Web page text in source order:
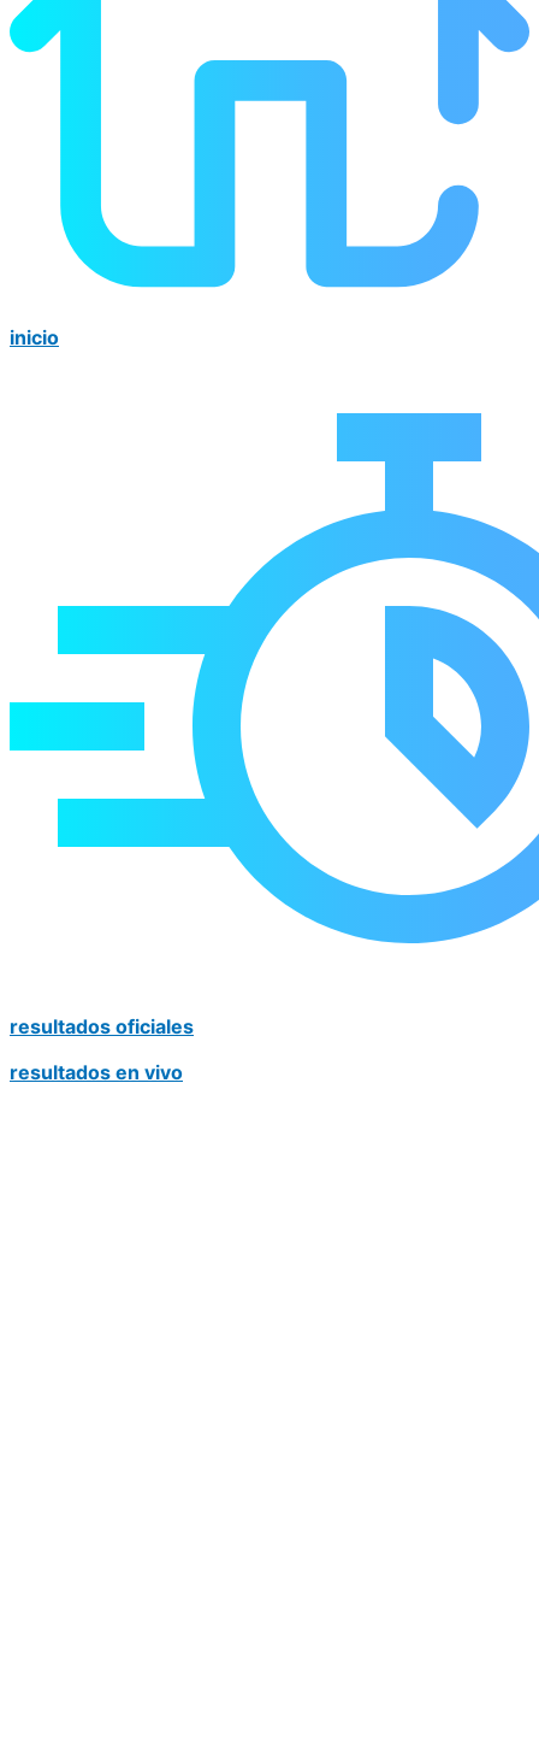
inicio
resultados oficiales
resultados en vivo